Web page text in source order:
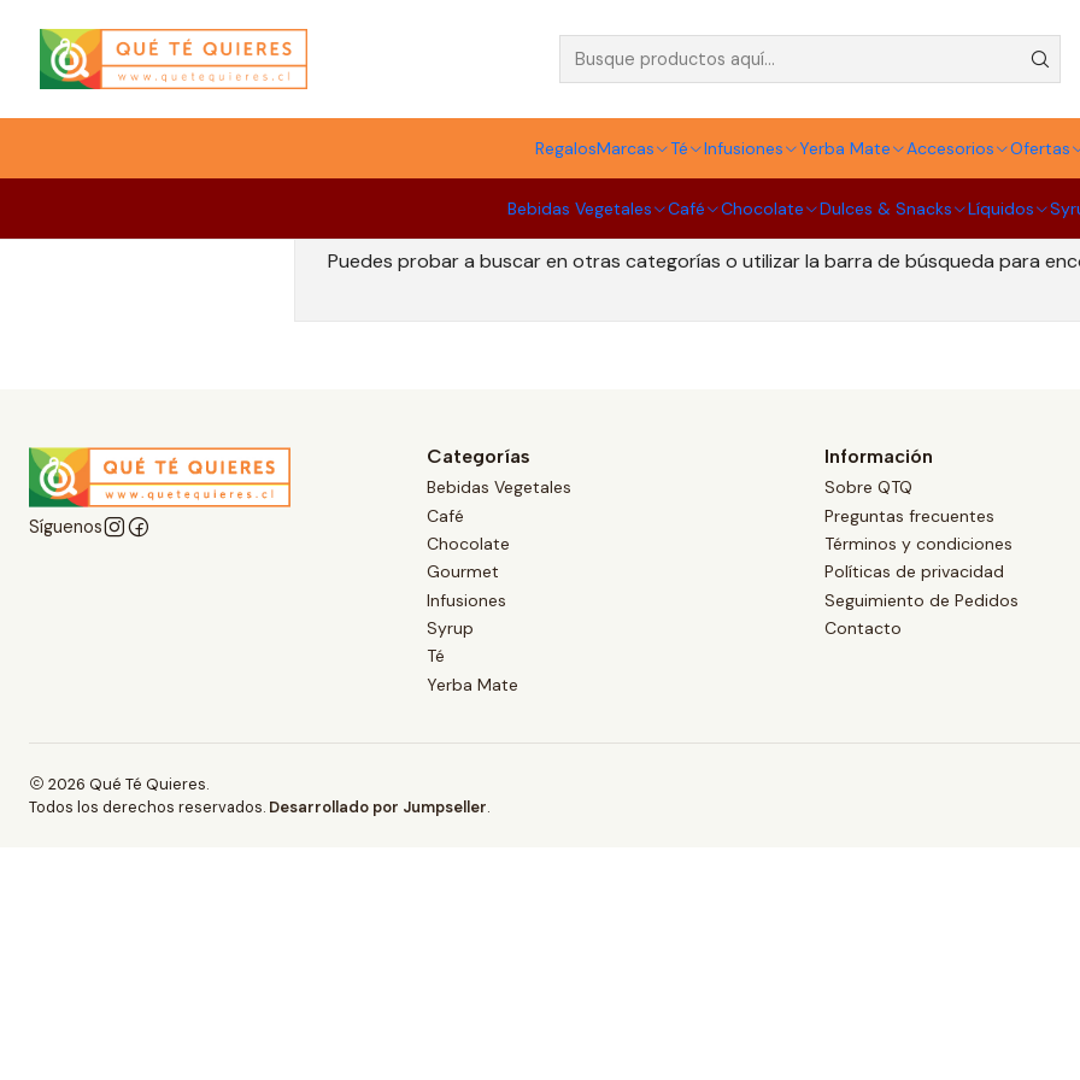
RegalosMarcas Té Infusiones Yerba Mate Accesorios Ofertas
Bebidas Vegetales Café Chocolate Dulces & Snacks Líquidos
Pack
Todavía no hay productos disponibles aquí
Puedes probar a buscar en otras categorías o utilizar la barra de búsqueda para
Síguenos
Categorías
Bebidas Vegetales
Café
Chocolate
Gourmet
Infusiones
Syrup
Té
Yerba Mate
Información
Sobre QTQ
Preguntas frecuentes
Términos y condiciones
Políticas de privacidad
Seguimiento de Pedidos
Contacto
2026 Qué Té Quieres.
Todos los derechos reservados. Desarrollado por Jumpseller.